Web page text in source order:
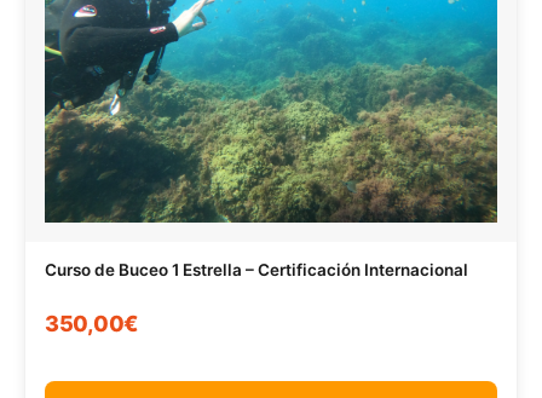
Curso de Buceo 1 Estrella – Certificación Internacional
350,00€